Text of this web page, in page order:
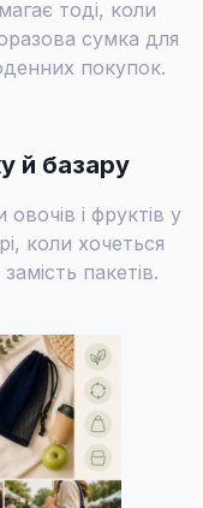
тоді, коли
сумка для
покупок.
й базару
і фруктів у
коли хочеться
пакетів.